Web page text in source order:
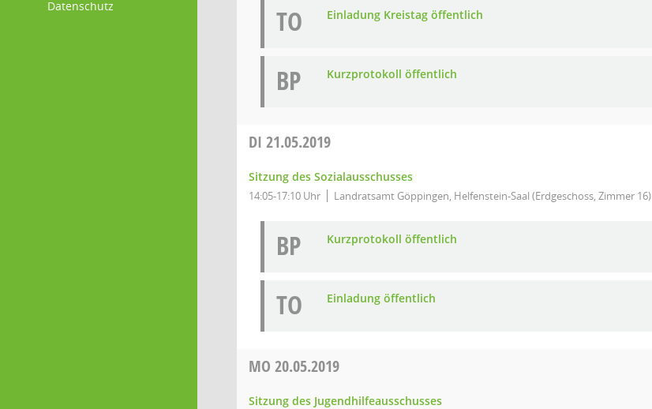
Datenschutz
TO Einladung Kreistag öffentlich
BP Kurzprotokoll öffentlich
DI 21.05.2019
Sitzung des Sozialausschusses
14:05-17:10 Uhr Landratsamt Göppingen, Helfenstein-Saal (Erdgeschoss, Zimmer 16)
BP Kurzprotokoll öffentlich
TO Einladung öffentlich
MO 20.05.2019
Sitzung des Jugendhilfeausschusses